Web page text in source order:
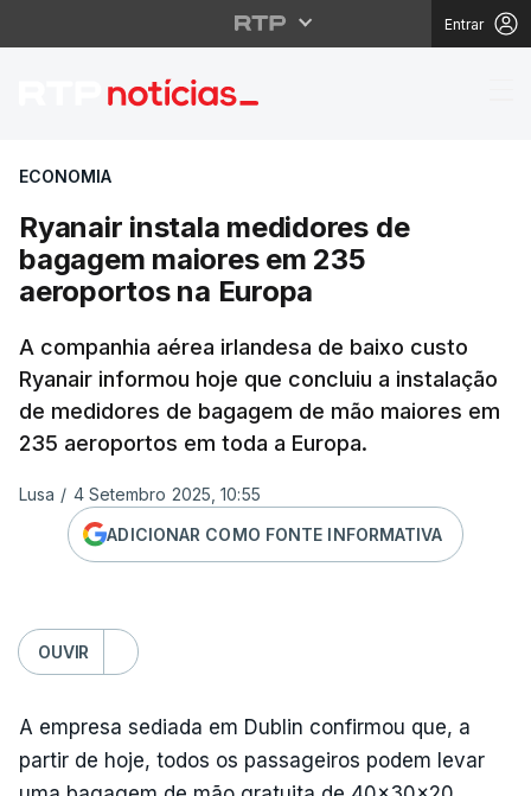
Entrar
Ryanair instala
ECONOMIA
Ryanair instala medidores de
bagagem maiores em 235
aeroportos na Europa
A companhia aérea irlandesa de baixo custo
Ryanair informou hoje que concluiu a instalação
de medidores de bagagem de mão maiores em
235 aeroportos em toda a Europa.
Lusa / 4 Setembro 2025, 10:55
ADICIONAR COMO FONTE INFORMATIVA
OUVIR
A empresa sediada em Dublin confirmou que, a
partir de hoje, todos os passageiros podem levar